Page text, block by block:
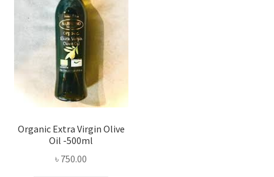
Organic Extra Virgin Olive
Oil -500ml
৳ 750.00